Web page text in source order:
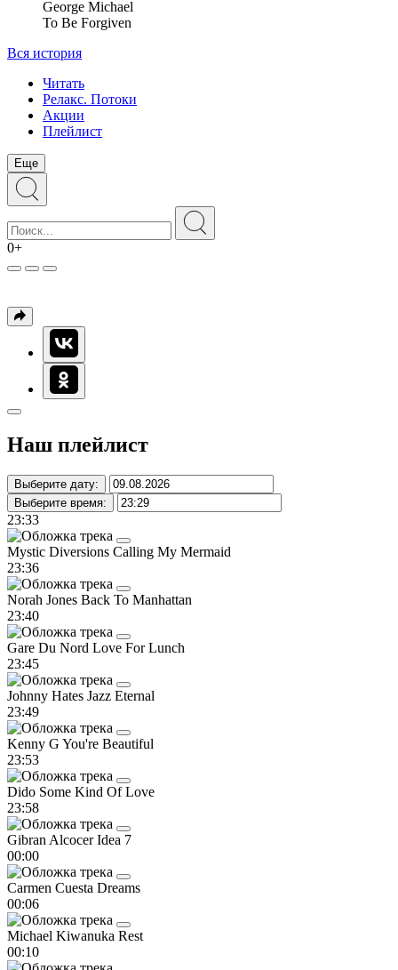
George Michael
To Be Forgiven
Вся история
Читать
Релакс. Потоки
Акции
Плейлист
Еще
0+
Наш плейлист
Выберите дату:
Выберите время:
23:33
Mystic Diversions Calling My Mermaid
23:36
Norah Jones Back To Manhattan
23:40
Gare Du Nord Love For Lunch
23:45
Johnny Hates Jazz Eternal
23:49
Kenny G You're Beautiful
23:53
Dido Some Kind Of Love
23:58
Gibran AlcocerIdea 7
00:00
Carmen Cuesta Dreams
00:06
Michael Kiwanuka Rest
00:10